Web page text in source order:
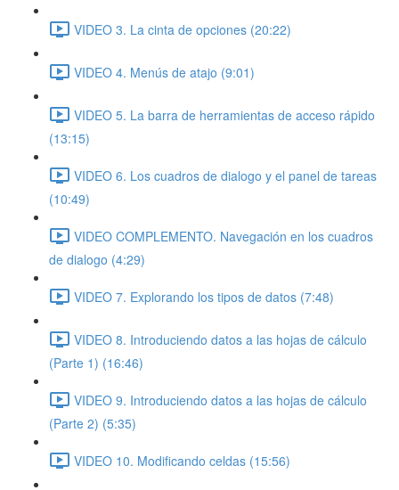
VIDEO 3. La cinta de opciones (20:22)
VIDEO 4. Menús de atajo (9:01)
VIDEO 5. La barra de herramientas de acceso rápido
(13:15)
VIDEO 6. Los cuadros de dialogo y el panel de tareas
(10:49)
VIDEO COMPLEMENTO. Navegación en los cuadros
de dialogo (4:29)
VIDEO 7. Explorando los tipos de datos (7:48)
VIDEO 8. Introduciendo datos a las hojas de cálculo
(Parte 1) (16:46)
VIDEO 9. Introduciendo datos a las hojas de cálculo
(Parte 2) (5:35)
VIDEO 10. Modificando celdas (15:56)